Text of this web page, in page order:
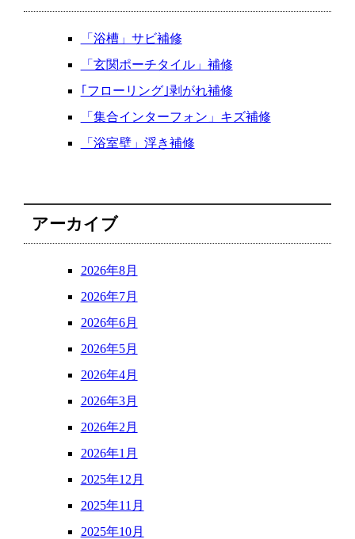
「浴槽」サビ補修
「玄関ポーチタイル」補修
｢フローリング｣剥がれ補修
「集合インターフォン」キズ補修
「浴室壁」浮き補修
アーカイブ
2026年8月
2026年7月
2026年6月
2026年5月
2026年4月
2026年3月
2026年2月
2026年1月
2025年12月
2025年11月
2025年10月